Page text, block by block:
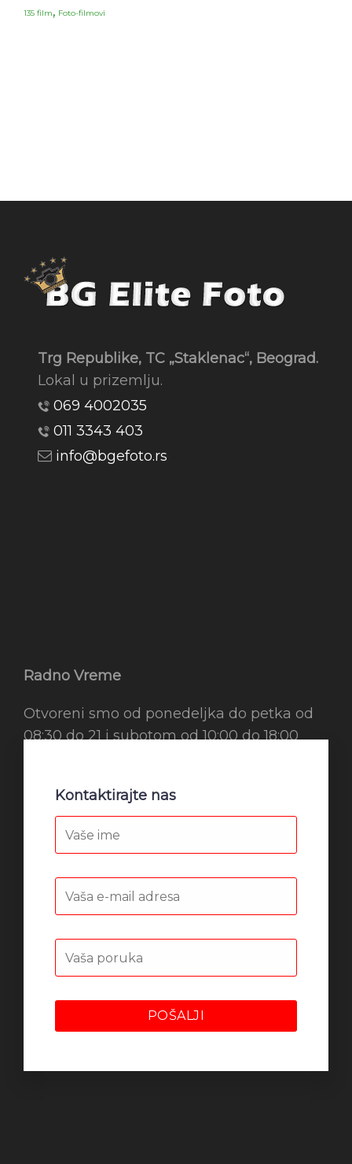
135 film, Foto-filmovi
Trg Republike, TC „Staklenac“, Beograd.
Lokal u prizemlju.
069 4002035
011 3343 403
info@bgefoto.rs
Radno Vreme
Otvoreni smo od ponedeljka do petka od
08:30 do 21 i subotom od 10:00 do 18:00
Kontaktirajte nas